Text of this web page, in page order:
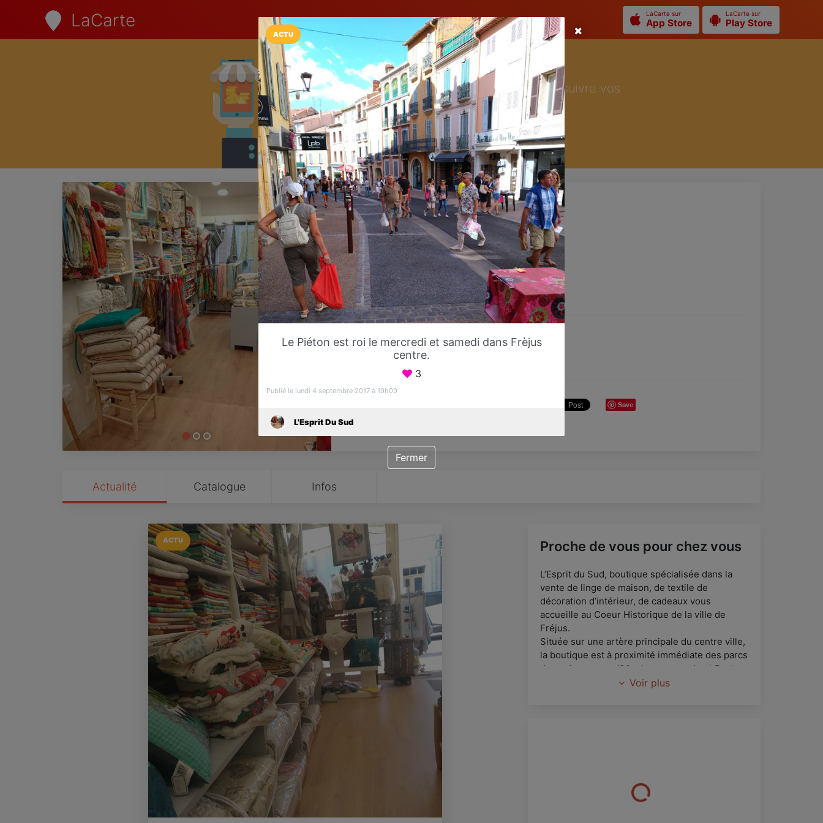
LaCarte LaCarte sur
App Store
LaCarte sur
Play Store
Installez l'App LaCarte
Téléchargez gratuitement l'app LaCarte pour suivre vos
commerces favoris et ne rien rater !
Télécharger Plus tard
L'Esprit Du Sud
Boutique de linge de maison
Fréjus
Favori Contacter
Ouvre dès 10:00
Save
Actualité Catalogue Infos
ACTU Proche de vous pour chez vous
L’Esprit du Sud, boutique spécialisée dans la
vente de linge de maison, de textile de
décoration d’intérieur, de cadeaux vous
accueille au Coeur Historique de la ville de
Fréjus.
Située sur une artère principale du centre ville,
la boutique est à proximité immédiate des parcs
de stationnement(30 minutes gratuites) Paul
Vernet, Aubenas, Agricola et Clos de la Tour
La boutique vous proposera des produits vous
permettant d’adapter vos décorations aux
Voir plus
ACTU
Le Piéton est roi le mercredi et samedi dans Frèjus
centre.
3
Publié le lundi 4 septembre 2017 à 19h09
L'Esprit Du Sud
Fermer